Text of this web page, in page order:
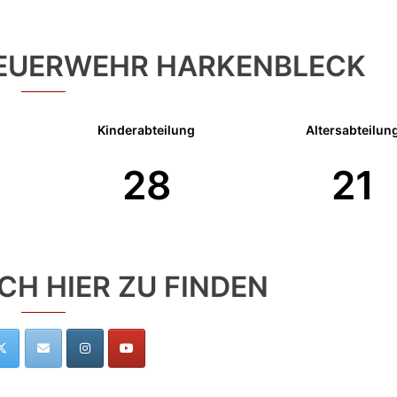
HARKENBLECK
Kinderabteilung
28 21
HIER ZU FINDEN